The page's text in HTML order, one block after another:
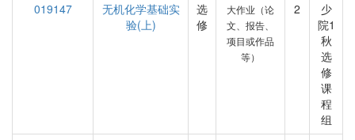
019147
无机化学基础实
验(上)
选
修
大作业（论
文、报告、
项目或作品
等）
2
少
院1
秋
选
修
课
程
组